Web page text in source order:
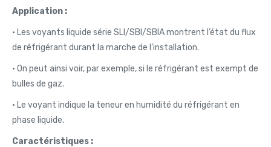
Application :
• Les voyants liquide série SLI/SBI/SBIA montrent l’état du flux
de réfrigérant durant la marche de l’installation.
• On peut ainsi voir, par exemple, si le réfrigérant est exempt de
bulles de gaz.
• Le voyant indique la teneur en humidité du réfrigérant en
phase liquide.
Caractéristiques :